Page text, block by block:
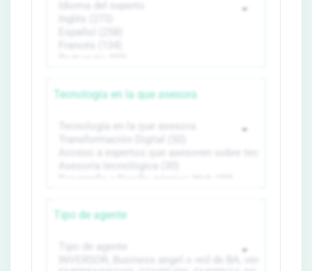
Tecnología en la que asesora
Tipo de agente